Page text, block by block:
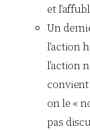
et
Un
l’action
l’action
on le «
pas